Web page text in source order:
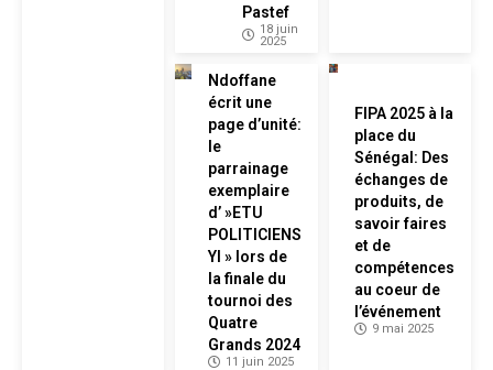
Pastef
18 juin
2025
Ndoffane
écrit une
page d’unité:
le
parrainage
exemplaire
d’ »ETU
POLITICIENS
YI » lors de
la finale du
tournoi des
Quatre
Grands 2024
11 juin 2025
FIPA 2025 à la
place du
Sénégal: Des
échanges de
produits, de
savoir faires
et de
compétences
au coeur de
l’événement
9 mai 2025